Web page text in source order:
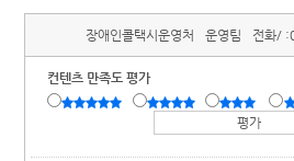
장애인콜택시운영처 운영팀 전화/ :
컨텐츠 만족도 평가